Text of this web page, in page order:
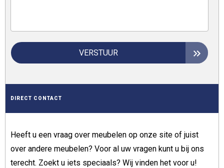
VERSTUUR
DIRECT CONTACT
Heeft u een vraag over meubelen op onze site of juist
over andere meubelen? Voor al uw vragen kunt u bij ons
terecht. Zoekt u iets speciaals? Wij vinden het voor u!